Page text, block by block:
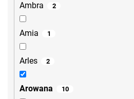
Ambra 2
Amia 1
Arles 2
Arowana 10